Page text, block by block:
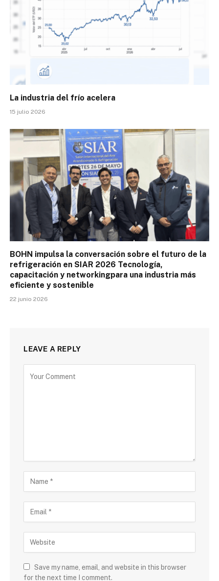
La industria del frío acelera
15 julio 2026
BOHN impulsa la conversación sobre el futuro de la
refrigeración en SIAR 2026 Tecnología,
capacitación y networkingpara una industria más
eficiente y sostenible
22 junio 2026
LEAVE A REPLY
Save my name, email, and website in this browser
for the next time I comment.